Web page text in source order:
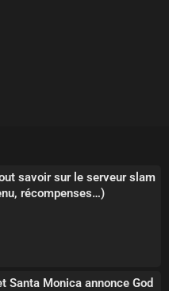
savoir sur le serveur slam
récompenses…)
Santa Monica annonce God